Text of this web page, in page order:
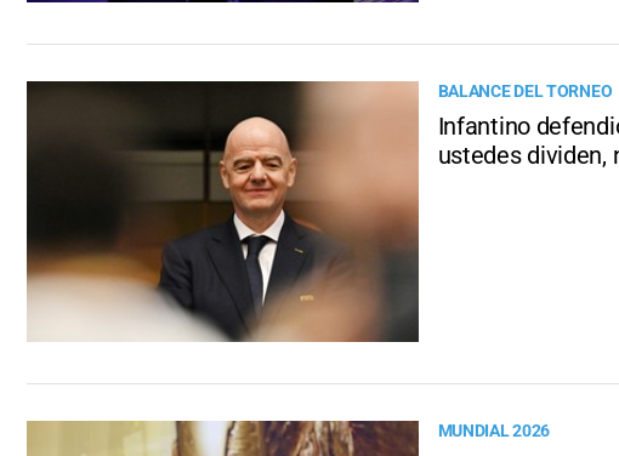
BALANCE DEL TORNEO
Infantino
ustedes dividen,
MUNDIAL 2026